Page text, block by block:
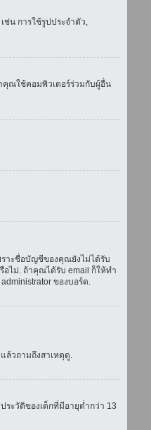
น การใช้รูปประจำตัว,
คุณใช้คอมพิวเตอร์ร่วมกับผู้อื่น
าะชื่อบัญชีของคุณยังไม่ได้รับ
ไม่. ถ้าคุณได้รับ email ก็ให้ทำ
ของบอร์ด.
ล้วถามถึงสาเหตุดู.
ระวัติของเด็กที่มีอายุต่ำกว่า 13